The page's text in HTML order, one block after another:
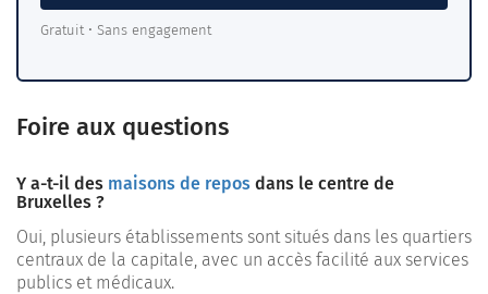
Gratuit • Sans engagement
Foire aux questions
Y a-t-il des maisons de repos dans le centre de
Bruxelles ?
Oui, plusieurs établissements sont situés dans les quartiers
centraux de la capitale, avec un accès facilité aux services
publics et médicaux.